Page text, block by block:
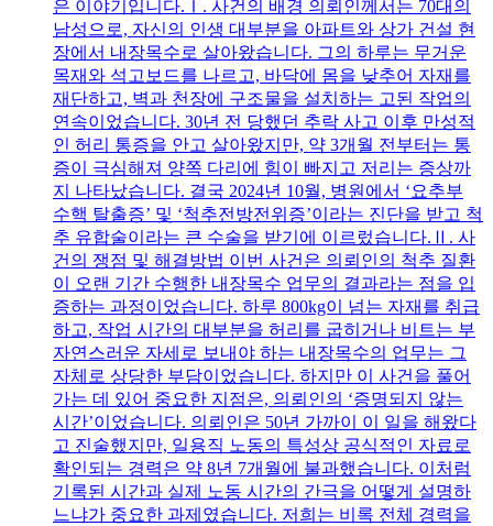
은 이야기입니다.Ⅰ. 사건의 배경 의뢰인께서는 70대의
남성으로, 자신의 인생 대부분을 아파트와 상가 건설 현
장에서 내장목수로 살아왔습니다. 그의 하루는 무거운
목재와 석고보드를 나르고, 바닥에 몸을 낮추어 자재를
재단하고, 벽과 천장에 구조물을 설치하는 고된 작업의
연속이었습니다. 30년 전 당했던 추락 사고 이후 만성적
인 허리 통증을 안고 살아왔지만, 약 3개월 전부터는 통
증이 극심해져 양쪽 다리에 힘이 빠지고 저리는 증상까
지 나타났습니다. 결국 2024년 10월, 병원에서 ‘요추부
수핵 탈출증’ 및 ‘척추전방전위증’이라는 진단을 받고 척
추 유합술이라는 큰 수술을 받기에 이르렀습니다.Ⅱ. 사
건의 쟁점 및 해결방법 이번 사건은 의뢰인의 척추 질환
이 오랜 기간 수행한 내장목수 업무의 결과라는 점을 입
증하는 과정이었습니다. 하루 800kg이 넘는 자재를 취급
하고, 작업 시간의 대부분을 허리를 굽히거나 비트는 부
자연스러운 자세로 보내야 하는 내장목수의 업무는 그
자체로 상당한 부담이었습니다. 하지만 이 사건을 풀어
가는 데 있어 중요한 지점은, 의뢰인의 ‘증명되지 않는
시간’이었습니다. 의뢰인은 50년 가까이 이 일을 해왔다
고 진술했지만, 일용직 노동의 특성상 공식적인 자료로
확인되는 경력은 약 8년 7개월에 불과했습니다. 이처럼
기록된 시간과 실제 노동 시간의 간극을 어떻게 설명하
느냐가 중요한 과제였습니다. 저희는 비록 전체 경력을